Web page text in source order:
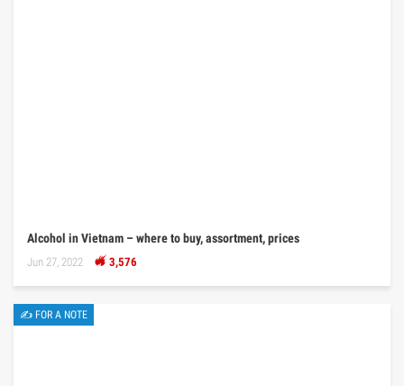
Alcohol in Vietnam – where to buy, assortment, prices
Jun 27, 2022 3,576
✍ FOR A NOTE